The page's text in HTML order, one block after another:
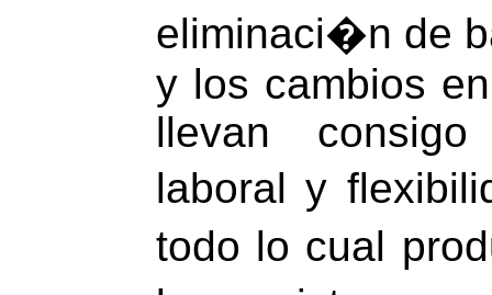
eliminaci�n de
y los cambios
llevan consigo
laboral y
todo lo cual